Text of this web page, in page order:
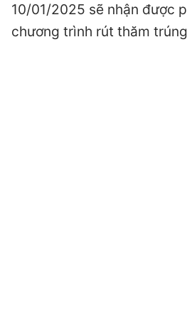
10/01/2025 sẽ nhận được
chương trình rút thăm